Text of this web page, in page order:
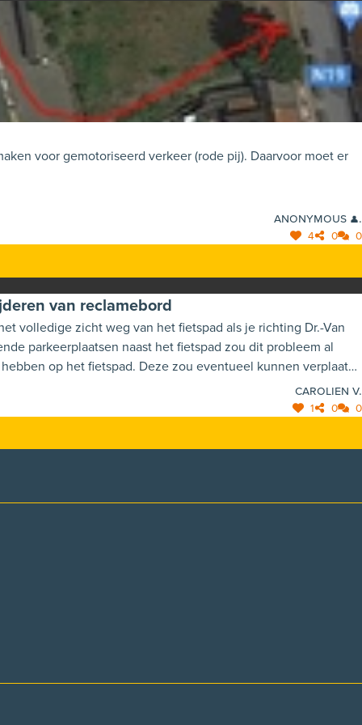
voor gemotoriseerd verkeer (rode pij). Daarvoor moet er
Anonymous 👤.
4 0 0
van reclamebord
volledige zicht weg van het fietspad als je richting Dr.-Van
parkeerplaatsen naast het fietspad zou dit probleem al
Carolien V.
1 0 0